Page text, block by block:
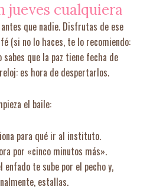
jueves cualquiera
que nadie. Disfrutas de ese
(si no lo haces, te lo recomiendo:
que la paz tiene fecha de
es hora de despertarlos.
el baile:
para qué ir al instituto.
por «cinco minutos más».
enfado te sube por el pecho y,
estallas.